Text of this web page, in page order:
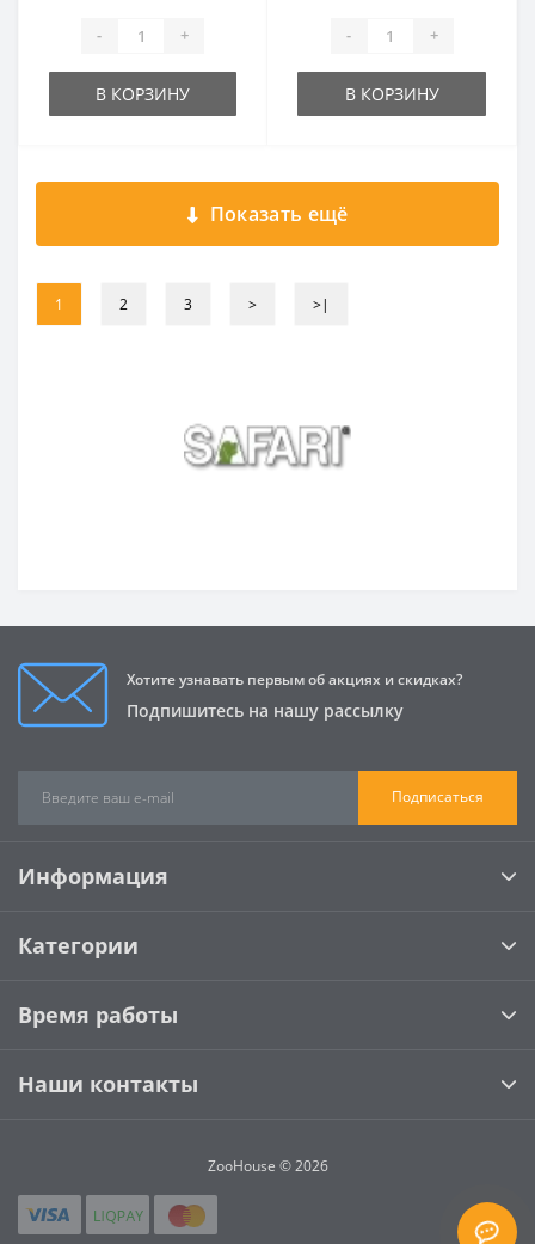
- +
В КОРЗИНУ
- +
В КОРЗИНУ
Показать ещё
1 2 3 > >|
Хотите узнавать первым об акциях и скидках?
Подпишитесь на нашу рассылку
Подписаться
Информация
Категории
Время работы
Наши контакты
ZooHouse © 2026